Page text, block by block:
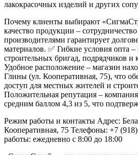
лакокрасочных изделий и других
Почему клиенты выбирают
качество продукции –
производителями гарантирует
материалов. ✅ Гибкие условия опта
строительных бригад, подрядчиков
Удобное расположение – магазин
Глины (ул. Кооперативная, 75), что
доступ для местных жителей и
Положительная репутация –
средним баллом 4,3 из 5, что
Режим работы и контакты Адрес:
Кооперативная, 75 Телефоны: +7
работы: ежедневно с 8:00 до 18:00